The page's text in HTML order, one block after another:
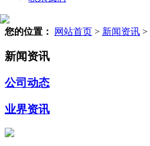
您的位置： 网站首页 > 新闻资讯 >
新闻资讯
公司动态
业界资讯